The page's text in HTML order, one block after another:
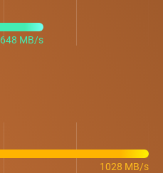
648 MB/s
1028 MB/s